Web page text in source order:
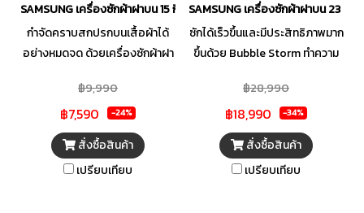
SAMSUNG เครื่องซักผ้าฝาบน 15 กิโลกรัม รุ่น WA15CG5441BYST
กำจัดคราบสกปรกบนเสื้อผ้าได้
อย่างหมดจด ด้วยเครื่องซักผ้าฝา
เทคโนโลยีที่เปลี่ยนน้ำยาซักผ้าให้
กลายเป็นฟอง ซักผ้าได้สะอาด
หมดจดและขจัดคราบสกปรกที่ฝัง
แน่นได้อย่างมีประสิทธิภาพ
฿9,990
฿7,590 -24%
สั่งซื้อสินค้า
เปรียบเทียบ
SAMSUNG เครื่องซักผ้าฝาบน 23
ซักได้เร็วขึ้นและมีประสิทธิภาพมาก
ขึ้นด้วย Bubble Storm ทำความ
พลังงานน้อยลง 20% และน้ำน้อย
ลง 23L Active Bubble ช่วยให้ผง
ซักฟอกซึมเร็วขึ้น 2.5 เท่า
฿28,990
฿18,990 -34%
สั่งซื้อสินค้า
เปรียบเทียบ